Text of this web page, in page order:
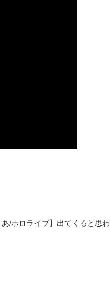
/ホロライブ】出てくると思わ